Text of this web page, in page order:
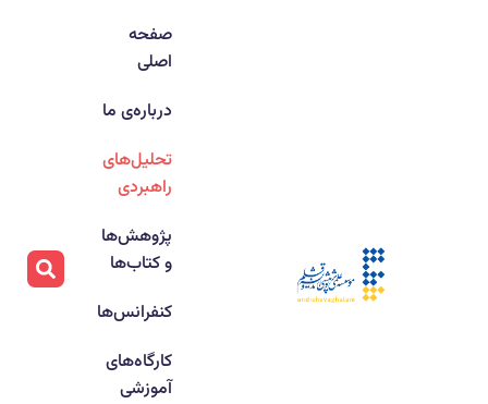
صفحه
اصلی
درباره‌ی ما
تحلیل‌های
راهبردی
پژوهش‌ها
و کتاب‌ها
کنفرانس‌ها
کارگاه‌های
آموزشی